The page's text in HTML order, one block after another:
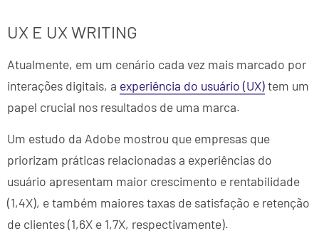
UX E UX WRITING
Atualmente, em um cenário cada vez mais marcado por
interações digitais, a experiência do usuário (UX)tem um
papel crucial nos resultados de uma marca.
Um estudo da Adobe mostrou que empresas que
priorizam práticas relacionadas a experiências do
usuário apresentam maior crescimento e rentabilidade
(1,4X), e também maiores taxas de satisfação e retenção
de clientes (1,6X e 1,7X, respectivamente).